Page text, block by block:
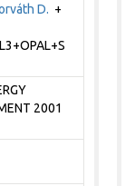
D. +
2001